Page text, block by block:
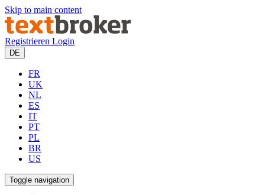
Skip to main content
Registrieren Login
DE
FR
UK
NL
ES
IT
PT
PL
BR
US
Toggle navigation